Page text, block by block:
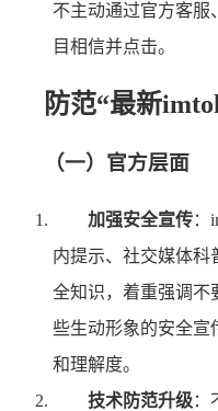
不主动通过官方客服
目相信并点击。
防范“最新
（一）官方层面
加强安全宣传：
内提示、社交媒体科
全知识，着重强调不
些生动形象的安全宣
和理解度。
技术防范升级：